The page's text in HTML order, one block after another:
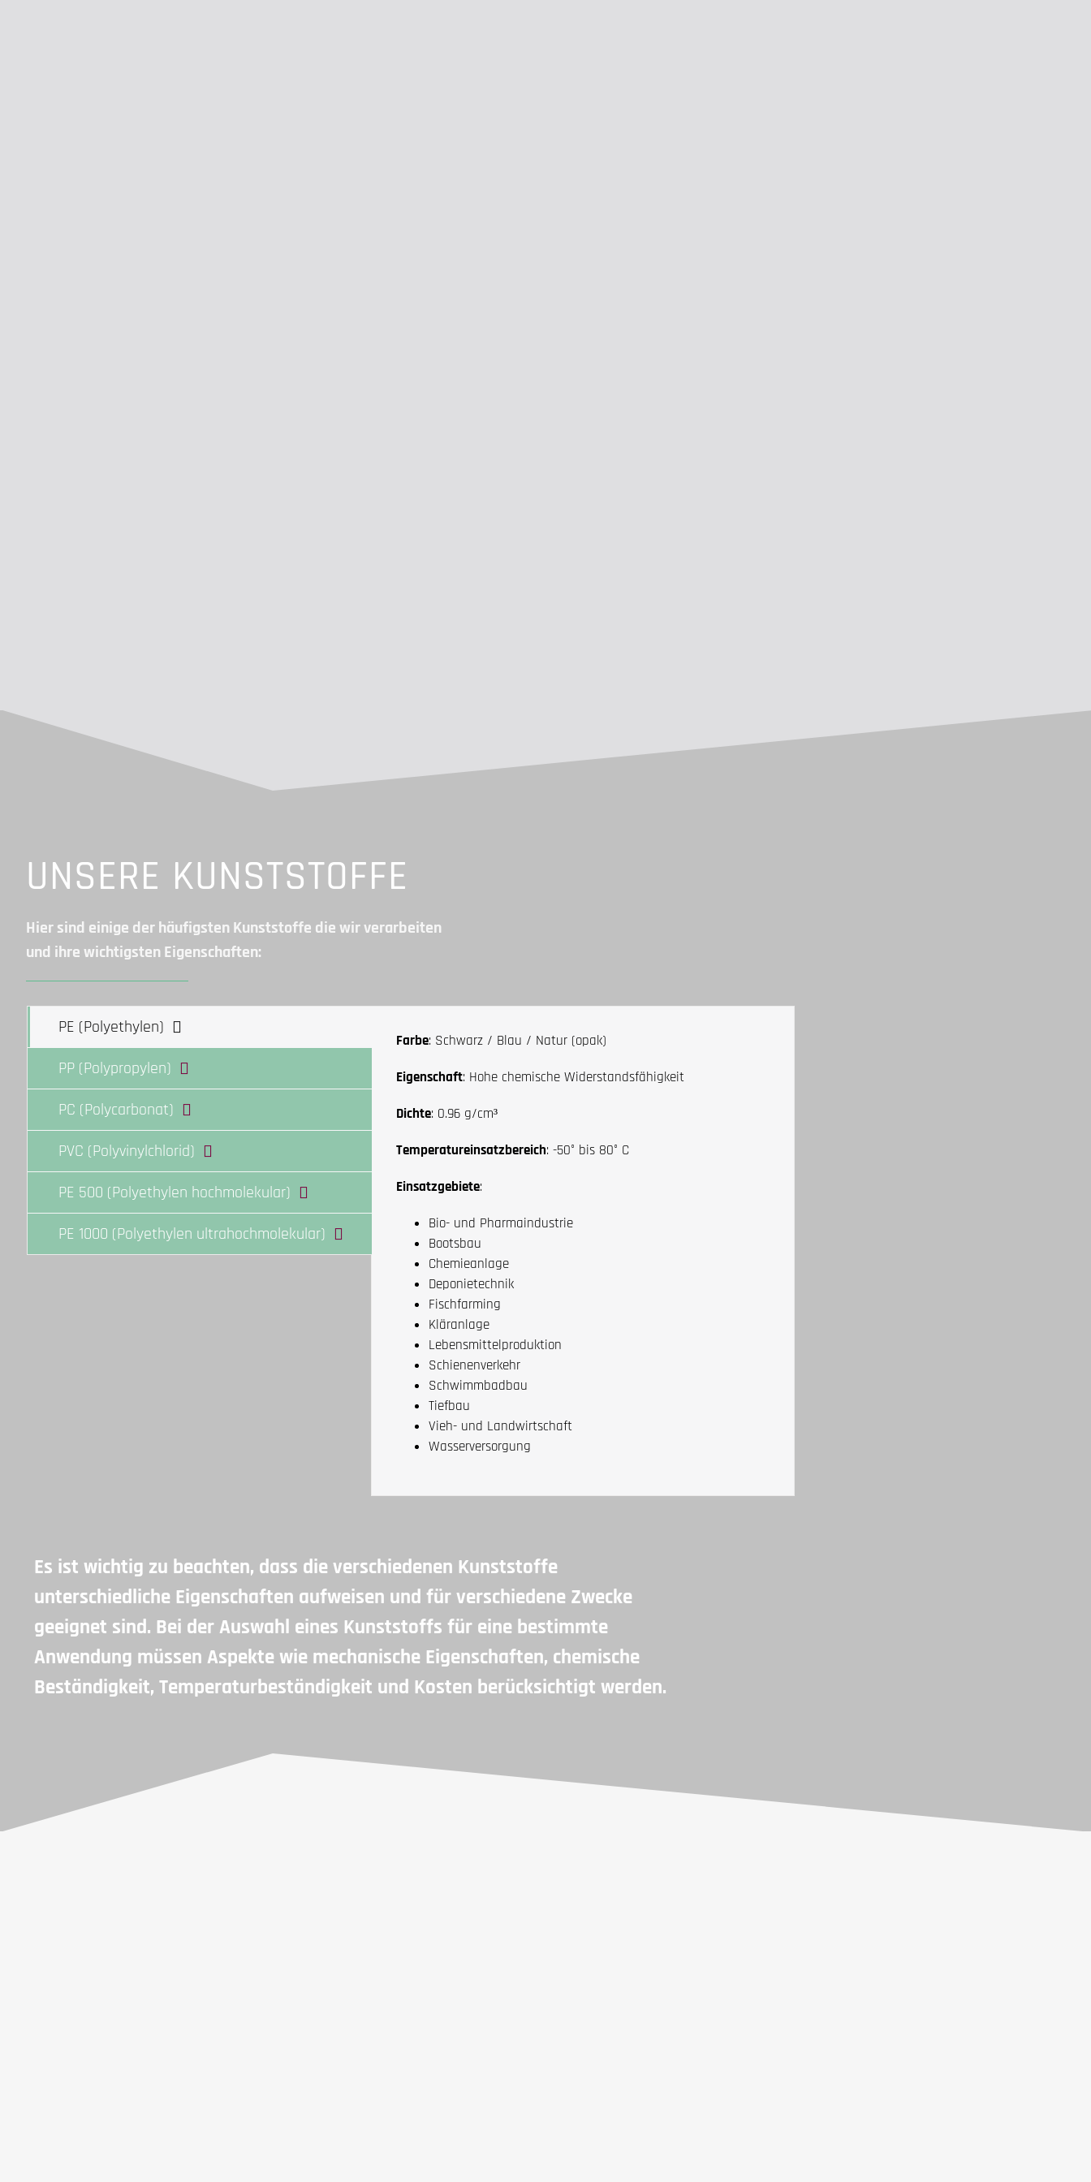
UNSERE KUNSTSTOFFE
Hier sind einige der häufigsten Kunststoffe die wir verarbeiten
und ihre wichtigsten Eigenschaften:
PE (Polyethylen)
PP (Polypropylen)
PC (Polycarbonat)
PVC (Polyvinylchlorid)
PE 500 (Polyethylen hochmolekular)
PE 1000 (Polyethylen ultrahochmolekular)
Farbe: Schwarz / Blau / Natur (opak)
Eigenschaft: Hohe chemische Widerstandsfähigkeit
Dichte: 0.96 g/cm³
Temperatureinsatzbereich: -50° bis 80° C
Einsatzgebiete:
Bio- und Pharmaindustrie
Bootsbau
Chemieanlage
Deponietechnik
Fischfarming
Kläranlage
Lebensmittelproduktion
Schienenverkehr
Schwimmbadbau
Tiefbau
Vieh- und Landwirtschaft
Wasserversorgung
Es ist wichtig zu beachten, dass die verschiedenen Kunststoffe
unterschiedliche Eigenschaften aufweisen und für verschiedene Zwecke
geeignet sind. Bei der Auswahl eines Kunststoffs für eine bestimmte
Anwendung müssen Aspekte wie mechanische Eigenschaften, chemische
Beständigkeit, Temperaturbeständigkeit und Kosten berücksichtigt werden.